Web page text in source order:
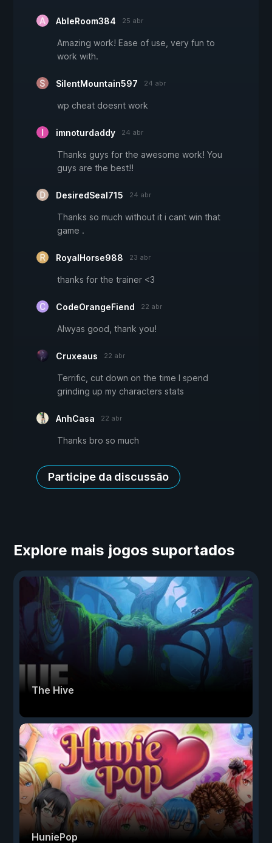
AbleRoom384 25 abr
Amazing work! Ease of use, very fun to
work with.
SilentMountain597 24 abr
wp cheat doesnt work
imnoturdaddy 24 abr
Thanks guys for the awesome work! You
guys are the best!!
DesiredSeal715 24 abr
Thanks so much without it i cant win that
game .
RoyalHorse988 23 abr
thanks for the trainer <3
CodeOrangeFiend 22 abr
Alwyas good, thank you!
Cruxeaus 22 abr
Terrific, cut down on the time I spend
grinding up my characters stats
AnhCasa 22 abr
Thanks bro so much
Participe da discussão
Explore mais jogos suportados
The Hive
HuniePop